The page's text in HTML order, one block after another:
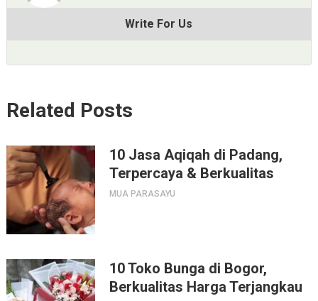
Write For Us
Related Posts
10 Jasa Aqiqah di Padang,
Terpercaya & Berkualitas
MUA PARASAYU
10 Toko Bunga di Bogor,
Berkualitas Harga Terjangkau